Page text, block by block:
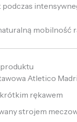
mobilność
Atletico
rękawem
strojem